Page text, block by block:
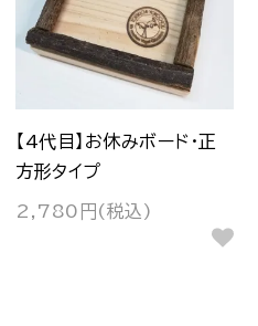
【4代目】お休みボード・正
方形タイプ
2,780円(税込)